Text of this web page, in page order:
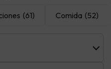
(61) Comida (52)